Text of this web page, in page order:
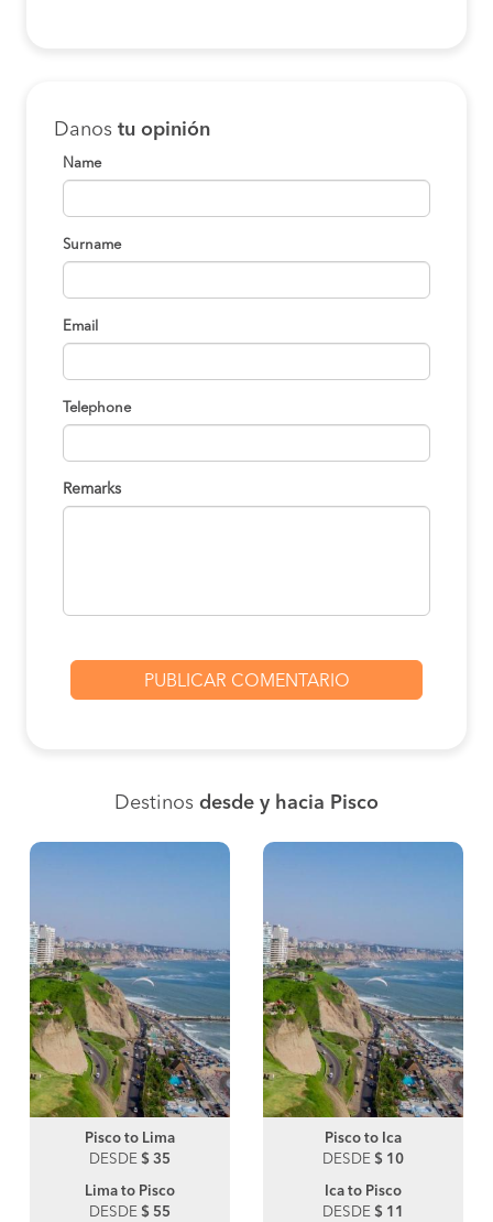
Danos tu opinión
Name
Surname
Email
Telephone
Remarks
Destinos desde y hacia Pisco
Pisco to Lima
DESDE $ 35
Lima to Pisco
DESDE $ 55
Pisco to Ica
DESDE $ 10
Ica to Pisco
DESDE $ 11